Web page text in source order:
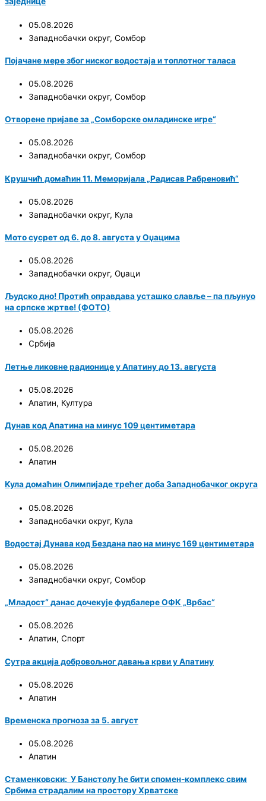
05.08.2026
Западнобачки округ, Сомбор
Појачане мере због ниског водостаја и топлотног таласа
05.08.2026
Западнобачки округ, Сомбор
Отворене пријаве за „Сомборске омладинске игре“
05.08.2026
Западнобачки округ, Сомбор
Крушчић домаћин 11. Меморијала „Радисав Рабреновић“
05.08.2026
Западнобачки округ, Кула
Мото сусрет од 6. до 8. августа у Оџацима
05.08.2026
Западнобачки округ, Оџаци
Људско дно! Протић оправдава усташко славље – па пљунуо
на српске жртве! (ФОТО)
05.08.2026
Србија
Летње ликовне радионице у Апатину до 13. августа
05.08.2026
Апатин, Култура
Дунав код Апатина на минус 109 центиметара
05.08.2026
Апатин
Кула домаћин Олимпијаде трећег доба Западнобачког округа
05.08.2026
Западнобачки округ, Кула
Водостај Дунава код Бездана пао на минус 169 центиметара
05.08.2026
Западнобачки округ, Сомбор
„Младост“ данас дочекује фудбалере ОФК „Врбас“
05.08.2026
Апатин, Спорт
Сутра акција добровољног давања крви у Апатину
05.08.2026
Апатин
Временска прогноза за 5. август
05.08.2026
Апатин
Стаменковски: У Банстолу ће бити спомен-комплекс свим
Србима страдалим на простору Хрватске